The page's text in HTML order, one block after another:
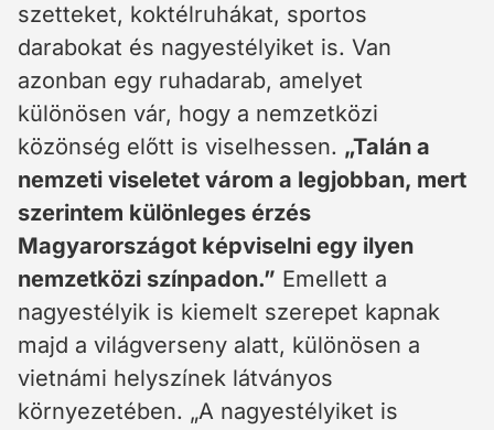
szetteket, koktélruhákat, sportos
darabokat és nagyestélyiket is. Van
azonban egy ruhadarab, amelyet
különösen vár, hogy a nemzetközi
közönség előtt is viselhessen. „Talán a
nemzeti viseletet várom a legjobban, mert
szerintem különleges érzés
Magyarországot képviselni egy ilyen
nemzetközi színpadon.” Emellett a
nagyestélyik is kiemelt szerepet kapnak
majd a világverseny alatt, különösen a
vietnámi helyszínek látványos
környezetében. „A nagyestélyiket is